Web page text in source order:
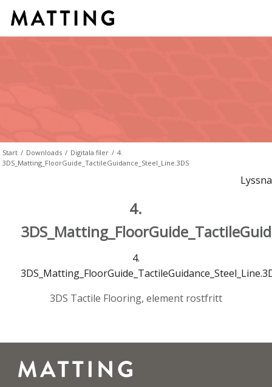
Start / Downloads / Digitala filer / 4.
3DS_Matting_FloorGuide_TactileGuidance_Steel_Line.3DS
Lyssna
4.
4.
3DS Tactile Flooring, element rostfritt